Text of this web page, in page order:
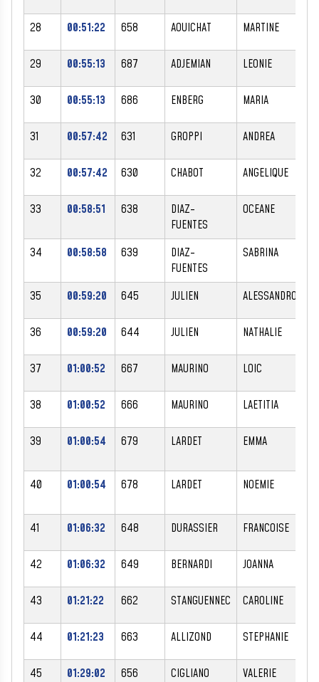
28 00:51:22 658 AOUICHAT MARTINE
29 00:55:13 687 ADJEMIAN LEONIE
30 00:55:13 686 ENBERG MARIA
31 00:57:42 631 GROPPI ANDREA
32 00:57:42 630 CHABOT ANGELIQUE
33 00:58:51 638
DIAZ-
FUENTES
OCEANE
34 00:58:58 639
DIAZ-
FUENTES
SABRINA
35 00:59:20 645 JULIEN ALESSANDRO
36 00:59:20 644 JULIEN NATHALIE
37 01:00:52 667 MAURINO LOIC
38 01:00:52 666 MAURINO LAETITIA
39 01:00:54 679 LARDET EMMA
40 01:00:54 678 LARDET NOEMIE
41 01:06:32 648 DURASSIER FRANCOISE
42 01:06:32 649 BERNARDI JOANNA
43 01:21:22 662 STANGUENNEC CAROLINE
44 01:21:23 663 ALLIZOND STEPHANIE
45 01:29:02 656 CIGLIANO VALERIE